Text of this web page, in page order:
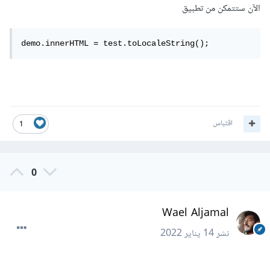
الآن ستتمكن من تطبيق
demo.innerHTML = test.toLocaleString();
1 اقتباس
0
Wael Aljamal
نشر14 يناير 2022